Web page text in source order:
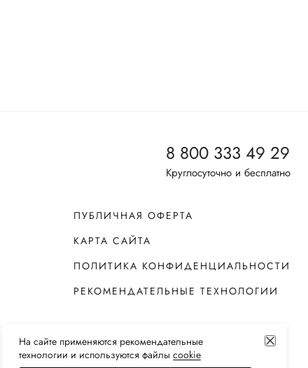
8 800 333 49 29
Круглосуточно и бесплатно
ПУБЛИЧНАЯ ОФЕРТА
КАРТА САЙТА
ПОЛИТИКА КОНФИДЕНЦИАЛЬНОСТИ
РЕКОМЕНДАТЕЛЬНЫЕ ТЕХНОЛОГИИ
На сайте применяются рекомендательные
технологии и используются файлы сооkiе